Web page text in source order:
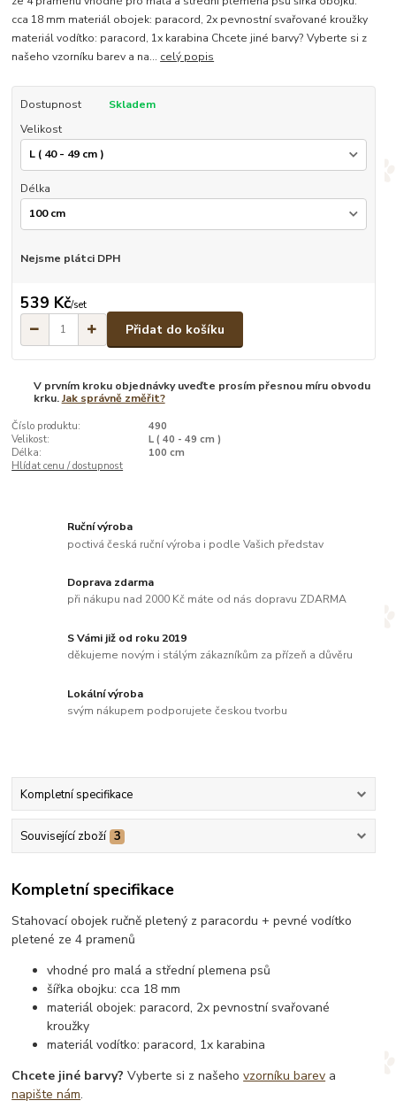
cca 18 mm materiál obojek: paracord, 2x pevnostní svařované kroužky
materiál vodítko: paracord, 1x karabina Chcete jiné barvy? Vyberte si z
našeho vzorníku barev a na... celý popis
Dostupnost
Skladem
Velikost
Délka
Nejsme plátci DPH
539 Kč/set
Přidat do košíku
V prvním kroku objednávky uveďte prosím přesnou míru obvodu
krku.Jak správně změřit?
Číslo produktu:
490
Velikost:
L ( 40 - 49 cm )
Délka:
100 cm
Hlídat cenu / dostupnost
Ruční výroba
poctivá česká ruční výroba i podle Vašich představ
Doprava zdarma
při nákupu nad 2000 Kč máte od nás dopravu ZDARMA
S Vámi již od roku 2019
děkujeme novým i stálým zákazníkům za přízeň a důvěru
Lokální výroba
svým nákupem podporujete českou tvorbu
Kompletní specifikace
Související zboží 3
Kompletní specifikace
Stahovací obojek ručně pletený z paracordu + pevné vodítko
pletené ze 4 pramenů
vhodné pro malá a střední plemena psů
šířka obojku: cca 18 mm
materiál obojek: paracord, 2x pevnostní svařované
kroužky
materiál vodítko: paracord, 1x karabina
Chcete jiné barvy? Vyberte si z našehovzorníku barev a
napište nám.